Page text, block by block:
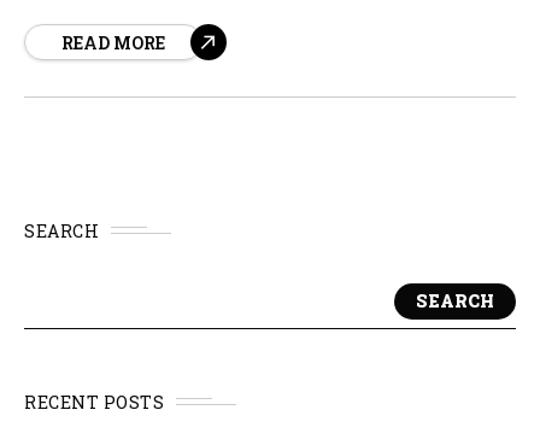
alta tensión. Este avance tecnológico, desarrollado por
READ MORE
SEARCH
SEARCH
RECENT POSTS